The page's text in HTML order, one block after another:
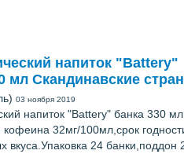
напиток "Battery"
мл Скандинавские
03 ноября 2019
напиток "Battery" банка 330 мл
32мг/100мл,срок
вкуса.Упаковка 24 банки,поддон